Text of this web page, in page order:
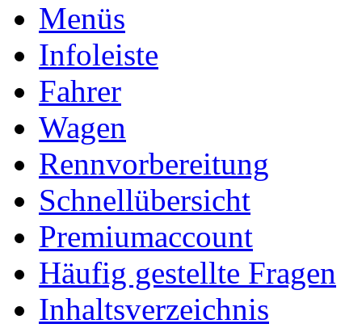
Menüs
Infoleiste
Fahrer
Wagen
Rennvorbereitung
Schnellübersicht
Premiumaccount
Häufig gestellte Fragen
Inhaltsverzeichnis